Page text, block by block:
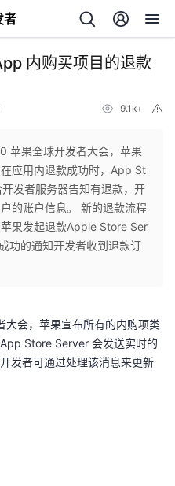
者
内购买项目的退款
9.1k+
苹果全球开发者大会，苹果
应用内退款成功时，App St
发者服务器告知有退款，开
的账户信息。 新的退款流程
果发起退款Apple Store Ser
功的通知开发者收到退款订
会，苹果宣布所有的内购项类
Store Server 会发送实时的
发者可通过处理该消息来更新